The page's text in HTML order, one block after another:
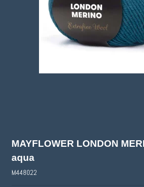
MAYFLOWER LONDON
aqua
M448022